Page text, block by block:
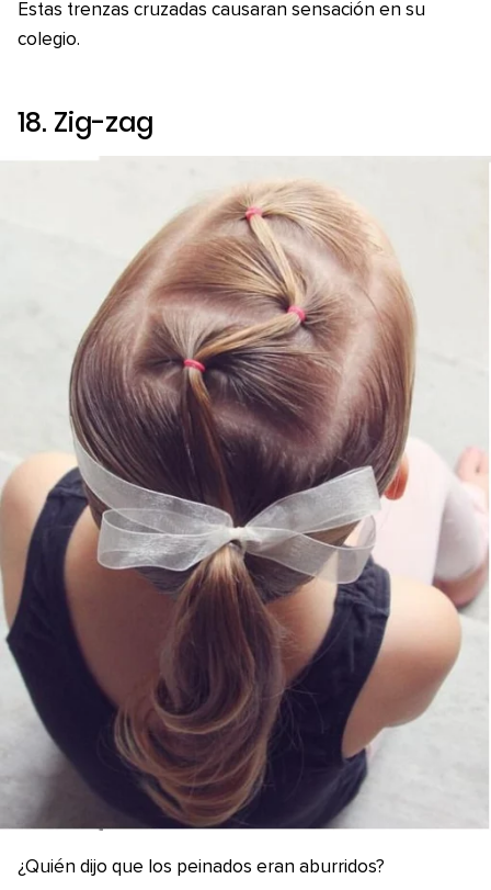
Estas trenzas cruzadas causaran sensación en su
colegio.
18. Zig-zag
¿Quién dijo que los peinados eran aburridos?